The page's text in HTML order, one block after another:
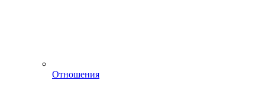
Отношения